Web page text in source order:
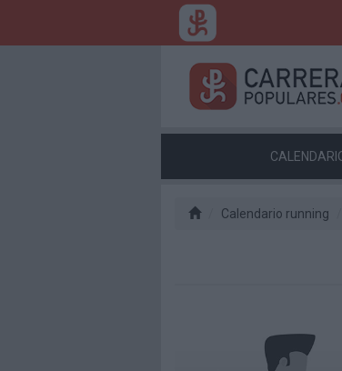
Calendario running